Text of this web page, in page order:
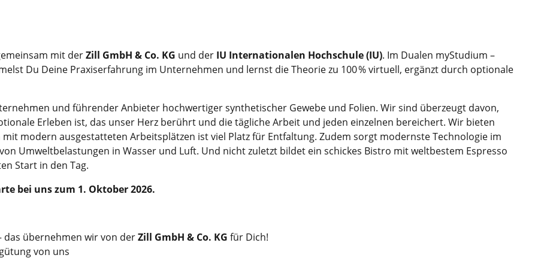
mit derZill GmbH & Co. KG und der IU Internationalen Hochschule (IU). Im Dualen myStudium –
Du Deine Praxiserfahrung im Unternehmen und lernst die Theorie zu 100 % virtuell, ergänzt durch optionale
und führender Anbieter hochwertiger synthetischer Gewebe und Folien. Wir sind überzeugt davon,
Erleben ist, das unser Herz berührt und die tägliche Arbeit und jeden einzelnen bereichert. Wir bieten
modern ausgestatteten Arbeitsplätzen ist viel Platz für Entfaltung. Zudem sorgt modernste Technologie im
Umweltbelastungen in Wasser und Luft. Und nicht zuletzt bildet ein schickes Bistro mit weltbestem Espresso
Start in den Tag.
bei uns zum 1. Oktober 2026.
das übernehmen wir von derZill GmbH & Co. KG für Dich!
von uns